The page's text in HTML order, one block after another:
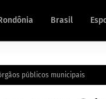
Brasil
públicos municipais